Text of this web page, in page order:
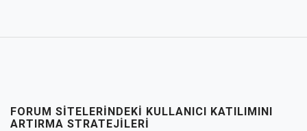
FORUM SITELERINDEKI KULLANICI KATILIMINI
ARTIRMA STRATEJILERI